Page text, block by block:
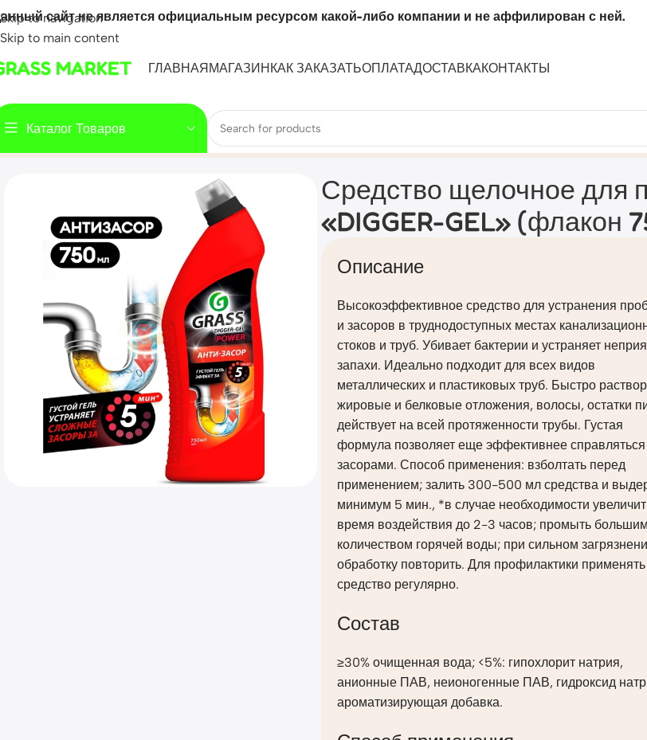
Skip to navigation
Skip to main content
сайт не является официальным ресурсом какой-либо компании и не аффилирован с ней.
MARKET ГЛАВНАЯМАГАЗИНКАК ЗАКАЗАТЬОПЛАТАДОСТАВКАКОНТАКТЫ
Каталог Товаров
Средство щелочное для прочистки канализационных труб «DIGGER-GEL» (флакон 750 мл)
Средство щелочное для
«DIGGER-GEL» (флакон
Описание
Высокоэффективное средство для устранения
и засоров в труднодоступных местах
стоков и труб. Убивает бактерии и устраняет
запахи. Идеально подходит для всех видов
металлических и пластиковых труб. Быстро
жировые и белковые отложения, волосы, остатки
действует на всей протяженности трубы. Густая
формула позволяет еще эффективнее справляться
засорами. Способ применения: взболтать перед
применением; залить 300-500 мл средства и
минимум 5 мин., *в случае необходимости
время воздействия до 2-3 часов; промыть большим
количеством горячей воды; при сильном
обработку повторить. Для профилактики применять
средство регулярно.
Состав
≥30% очищенная вода; <5%: гипохлорит натрия,
анионные ПАВ, неионогенные ПАВ, гидроксид
ароматизирующая добавка.